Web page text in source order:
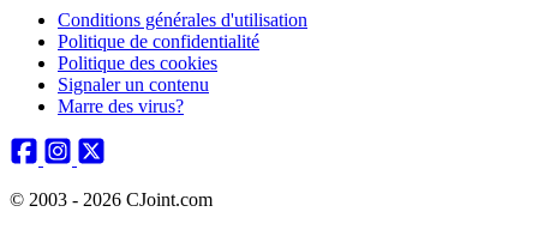
Conditions générales d'utilisation
Politique de confidentialité
Politique des cookies
Signaler un contenu
Marre des virus?
© 2003 - 2026 CJoint.com